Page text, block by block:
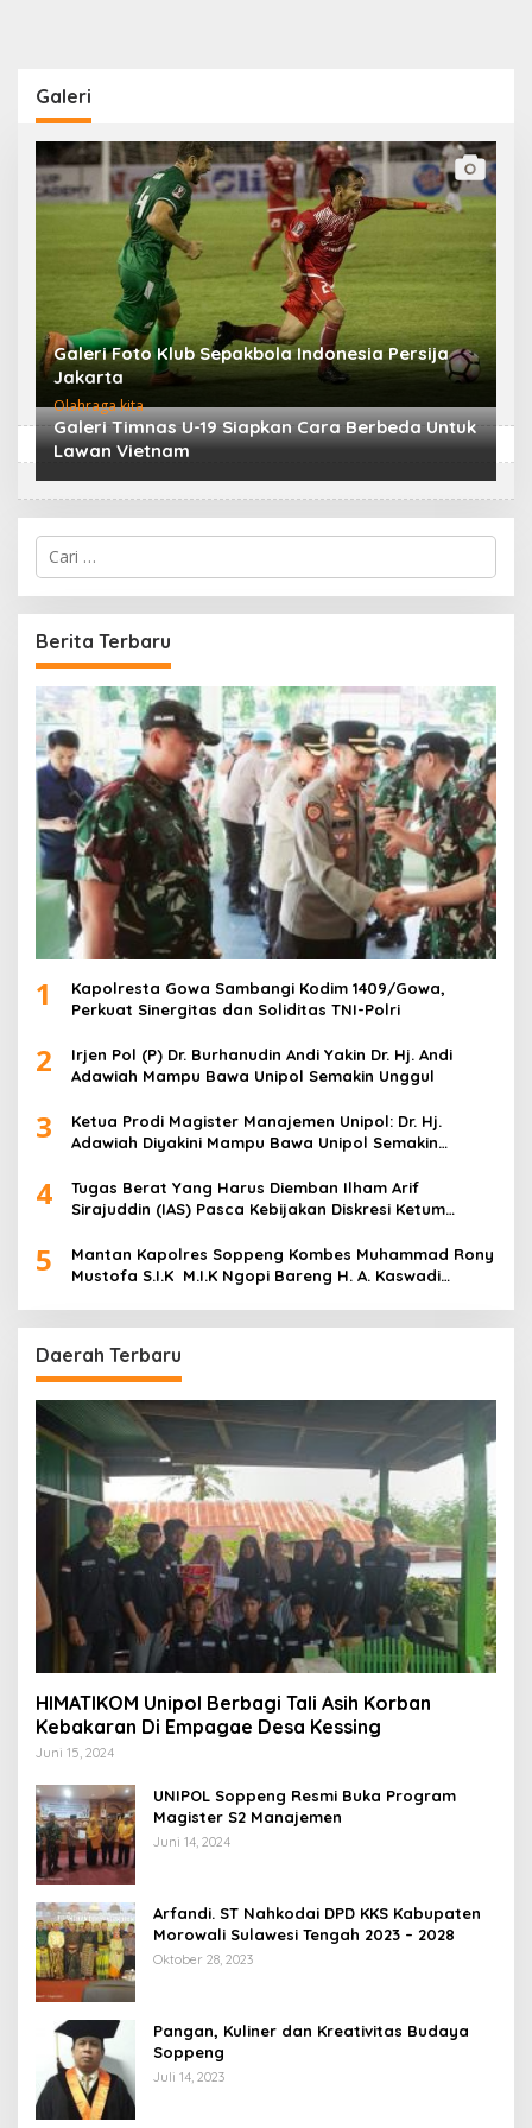
Galeri
Galeri Foto Klub Sepakbola Indonesia Persija
Jakarta
Olahraga kita
Galeri Timnas U-19 Siapkan Cara Berbeda Untuk
Lawan Vietnam
C
i
u
n
t
k
:
Berita Terbaru
1
Kapolresta Gowa Sambangi Kodim 1409/Gowa,
Perkuat Sinergitas dan Soliditas TNI-Polri
2
Irjen Pol (P) Dr. Burhanudin Andi Yakin Dr. Hj. Andi
Adawiah Mampu Bawa Unipol Semakin Unggul
3
Ketua Prodi Magister Manajemen Unipol: Dr. Hj.
Adawiah Diyakini Mampu Bawa Unipol Semakin
4
Tugas Berat Yang Harus Diemban Ilham Arif
Sirajuddin (IAS) Pasca Kebijakan Diskresi Ketum
5
Mantan Kapolres Soppeng Kombes Muhammad Rony
Mustofa S.I.K M.I.K Ngopi Bareng H. A. Kaswadi
Daerah Terbaru
HIMATIKOM Unipol Berbagi Tali Asih Korban
Kebakaran Di Empagae Desa Kessing
Juni 15, 2024
UNIPOL Soppeng Resmi Buka Program
Magister S2 Manajemen
Juni 14, 2024
Arfandi. ST Nahkodai DPD KKS Kabupaten
Morowali Sulawesi Tengah 2023 – 2028
Oktober 28, 2023
Pangan, Kuliner dan Kreativitas Budaya
Soppeng
Juli 14, 2023